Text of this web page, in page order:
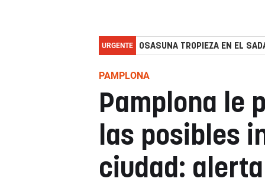
URGENTE OSASUNA TROPIEZA EN EL
PAMPLONA
Pamplona le
las posibles
ciudad: